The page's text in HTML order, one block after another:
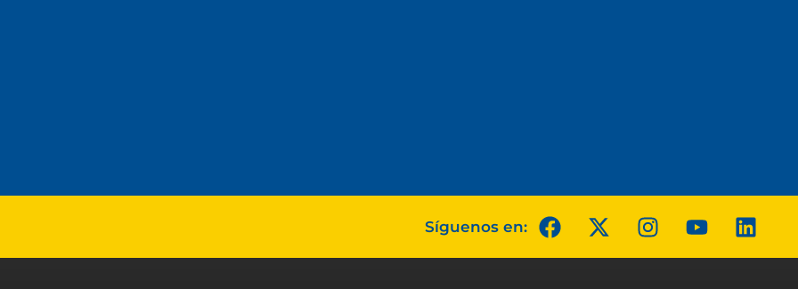
Síguenos en: